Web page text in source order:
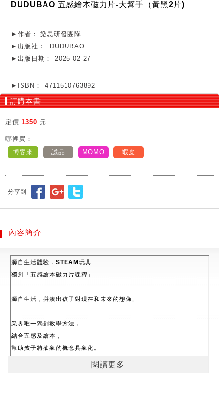
DUDUBAO 五感繪本磁力片-大幫手（黃黑2片)
►作者：
樂思研發團隊
►出版社：
DUDUBAO
►出版日期：
2025-02-27
►ISBN： 4711510763892
訂購本書
定價 1350 元
哪裡買：
博客來
誠品 MOMO 蝦皮
分享到
內容簡介
源自生活體驗． STEAM 玩具
獨創「五感繪本磁力片課程」
源自生活，拼湊出孩子對現在和未來的想像。
業界唯一獨創教學方法，
結合五感及繪本，
幫助孩子將抽象的概念具象化。
順著孩子的直覺玩樂，
閱讀更多